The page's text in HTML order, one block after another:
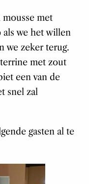
met
als we het willen
we zeker terug.
met zout
een van de
snel zal
gasten al te